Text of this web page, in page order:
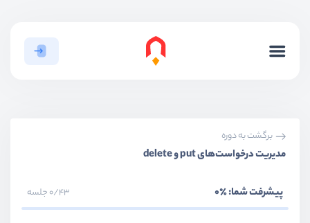
برگشت به دوره
مدیریت درخواست‌های put و delete
پیشرفت شما:٪0 0/43 جلسه
بخش چهارم
بخش ششم